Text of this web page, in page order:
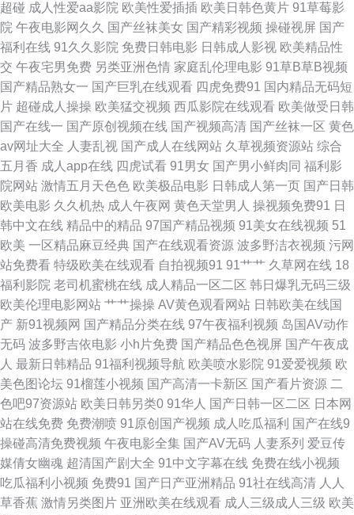
免费肏屄国语视频 亚洲AV射 97成人资源总战 综合福利导航 国产AV福利综
合 日韩精品玖玖玖 91猫先生欧美精品 深爱激情网站 97视频在线观看岛国 先
锋av资源网在线 精品热99久久 在线免费小视频 91色版 国产第89页 午夜福
利在线你懂 久久豆花 91九色黄色视频 欧美性交网 91探花福利在线观看 51
自拍网站超碰在线 国产精品做爱 五月丁香狠狠爱 日韩av写真影视 豆花网在
线观看完整 伊人艹91 成人在线观看91 日韩成人人妖在线 大香蕉丁香五月份
无码视频二区 www黑丝com 久久精品多人 香蕉在线 极品视频91 91精品专
区 久久中出欧美 91白丝综合网 九二午夜福利 91网页视频入口在线观看 人妖
伪娘重口一区 91精品牛 精品福利人妻 91九色蝌蚪少妇 久久96热 91黄色小
视频 男人天堂AA 中日韩欧美aa黄色片 A片传美 四虎影库网站 91玉足丝袜脚
欧美日本性爱网址麻豆 九色91国产 91拍拍 欧美亚洲天堂网 91猫先生欧美精
品 久操网站 91re伊人 大香蕉玖 日本理论 91伊人在线大香蕉 久久嫩草视频
超碰手机成人在线 69福利导航在线 东方在线正在进入AV 亚洲导航成人 大香
超碰 成人性爱aa影院 欧美性爱插插 欧美日韩色黄片 91草莓影
院 午夜电影网久久 国产丝袜美女 国产精彩视频 操碰视屏 国产
福利在线 91久久影院 免费日韩电影 日韩成人影视 欧美精品性
交 午夜宅男免费 另类亚洲色情 家庭乱伦理电影 91草B草B视频
国产精品熟女一 国产巨乳在线观看 四虎免费91 国内精品无码短
片 超碰成人操操 欧美猛交视频 西瓜影院在线观看 欧美做受日韩
国产在线一 国产原创视频在线 国产视频高清 国产丝袜一区 黄色
av网址大全 人妻乱视 国产成人在线网站 久草视频资源站 综合
五月香 成人app在线 四虎试看 91男女 国产男小鲜肉同 福利影
院网站 激情五月天色色 欧美极品电影 日韩成人第一页 国产日韩
欧美电影 久久机热 成人午夜网 黄色天堂男人 操视频免费91 日
韩中文在线 精品中的精品 97国产精品视频 91美女在线视频 51
欧美 一区精品麻豆经典 国产在线观看资源 波多野洁衣视频 污网
站免费看 特级欧美在线观看 自拍视频91 91艹艹 久草网在线 18
福利影院 老司机蜜桃在线 成人精品一区二区 韩日爆乳无码三级
欧美伦理电影网站 艹艹操操 AV黄色观看网站 日韩欧美在线国
产 新91视频网 国产精品分类在线 97午夜福利视频 岛国AV动作
无码 波多野吉依电影 小h片免费 国产精品色色视屏 国产午夜成
人 最新日韩精品 91福利视频导航 欧美喷水影院 91爱爱视频 欧
美色图论坛 91榴莲小视频 国产高清一卡新区 国产看片资源 二
色吧97资源站 欧美日韩另类0 91华人 国产日韩一区二区 日本网
站在线免费 免费潮喷 91原创国产视频 成人吃瓜福利 国产在线9
操碰高清免费视频 午夜电影全集 国产AV无码 人妻系列 爱豆传
媒倩女幽魂 超清国产剧大全 91中文字幕在线 免费在线小视频
吃瓜福利小视频 免费91 国产日产亚洲精品 91社在线高清 人人
草香蕉 激情另类图片 亚洲欧美在线观看 成人三级成人三级 欧美